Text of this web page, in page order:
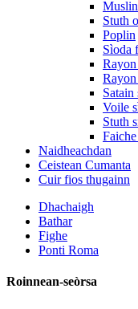
Muslin
Stuth
Poplin
Sìoda
Satain
Voile
Stuth
Naidheachdan
Ceistean Cumanta
Cuir fios thugainn
Dhachaigh
Bathar
Fighe
Ponti Roma
Roinnean-seòrsa